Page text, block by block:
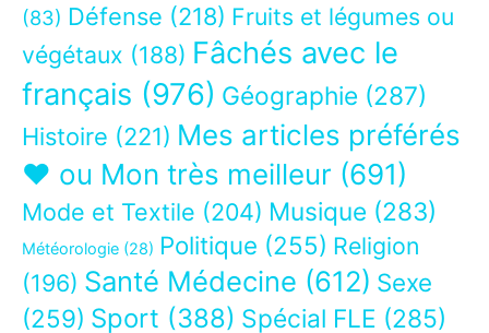
(83) Défense (218) Fruits et légumes ou
végétaux (188) Fâchés avec le
français (976) Géographie (287)
Histoire (221) Mes articles préférés
❤ ou Mon très meilleur (691)
Mode et Textile (204) Musique (283)
Météorologie (28) Politique (255) Religion
(196) Santé Médecine (612) Sexe
(259) Sport (388) Spécial FLE (285)